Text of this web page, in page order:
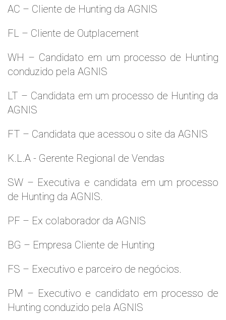
AC – Cliente de Hunting da AGNIS
FL – Cliente de Outplacement
WH – Candidato em um processo de Hunting
conduzido pela AGNIS
LT – Candidata em um processo de Hunting da
AGNIS
FT – Candidata que acessou o site da AGNIS
K.L.A - Gerente Regional de Vendas
SW – Executiva e candidata em um processo
de Hunting da AGNIS.
PF – Ex colaborador da AGNIS
BG – Empresa Cliente de Hunting
FS – Executivo e parceiro de negócios.
PM – Executivo e candidato em processo de
Hunting conduzido pela AGNIS